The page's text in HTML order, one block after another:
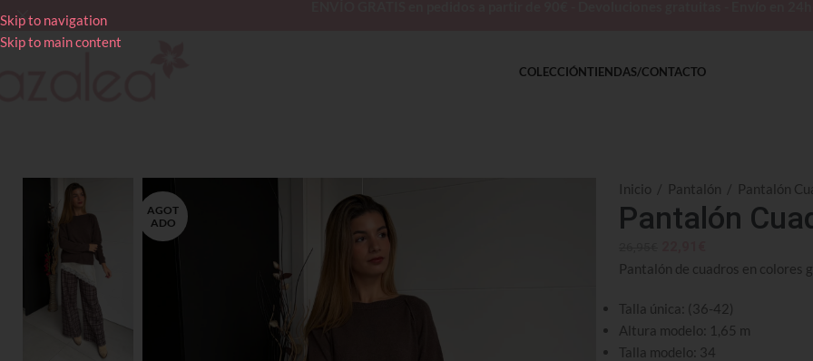
Skip to navigation
Skip to main content
COLECCIÓNTIENDAS/CONTACTO
AGOT
ADO
Inicio / Pantalón / Pantalón
Pantalón
Pantalón de cuadros en colores
Talla única: (36-42)
Altura modelo: 1,65 m
Talla modelo: 34